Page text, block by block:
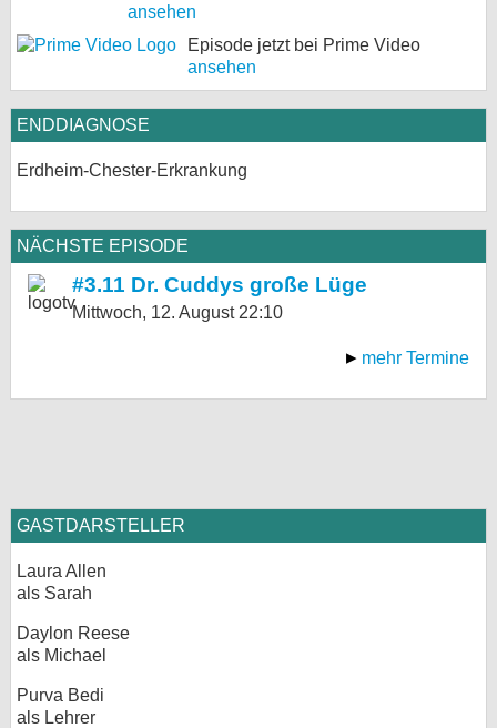
ansehen
Episode jetzt bei Prime Video
ansehen
ENDDIAGNOSE
Erdheim-Chester-Erkrankung
NÄCHSTE EPISODE
#3.11 Dr. Cuddys große Lüge
Mittwoch, 12. August 22:10
mehr Termine
GASTDARSTELLER
Laura Allen
als Sarah
Daylon Reese
als Michael
Purva Bedi
als Lehrer